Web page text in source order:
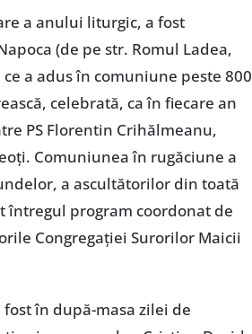
a anului liturgic, a fost
(de pe str. Romul Ladea,
a adus în comuniune peste 800
celebrată, ca în fiecare an
PS Florentin Crihălmeanu,
Comuniunea în rugăciune a
a ascultătorilor din toată
întregul program coordonat de
Congregaţiei Surorilor Maicii
în după-masa zilei de